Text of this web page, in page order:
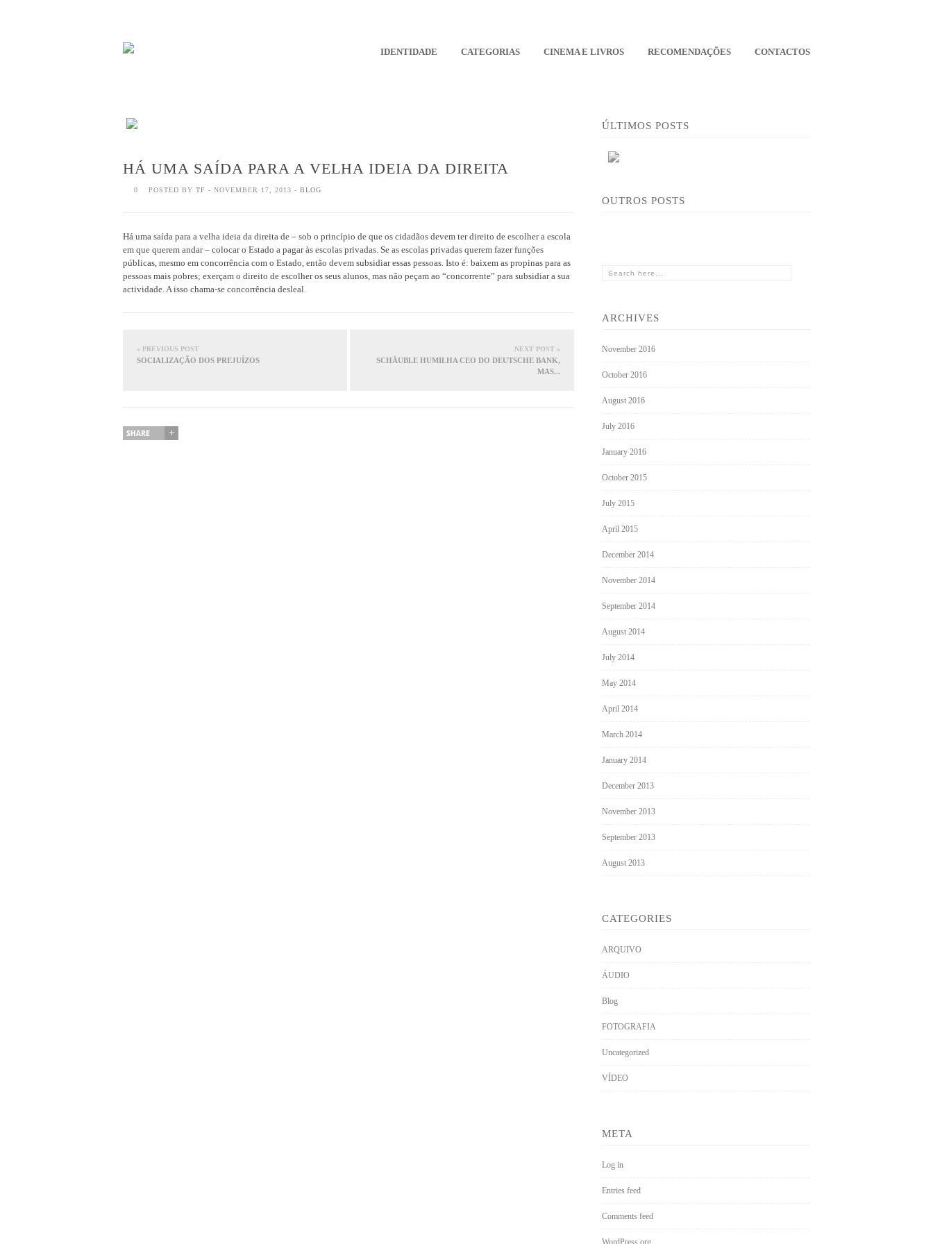
IDENTIDADE CATEGORIAS CINEMA E LIVROS RECOMENDAÇÕES CONTACTOS
HÁ UMA SAÍDA PARA A VELHA IDEIA DA DIREITA
0 POSTED BY TF - NOVEMBER 17, 2013 - BLOG
Há uma saída para a velha ideia da direita de – sob o princípio de que os cidadãos devem ter direito de escolher a escola
em que querem andar – colocar o Estado a pagar às escolas privadas. Se as escolas privadas querem fazer funções
públicas, mesmo em concorrência com o Estado, então devem subsidiar essas pessoas. Isto é: baixem as propinas para as
pessoas mais pobres; exerçam o direito de escolher os seus alunos, mas não peçam ao “concorrente” para subsidiar a sua
actividade. A isso chama-se concorrência desleal.
« PREVIOUS POST
SOCIALIZAÇÃO DOS PREJUÍZOS
NEXT POST »
SCHÄUBLE HUMILHA CEO DO DEUTSCHE BANK,
MAS...
ÚLTIMOS POSTS
OUTROS POSTS
ARCHIVES
November 2016
October 2016
August 2016
July 2016
January 2016
October 2015
July 2015
April 2015
December 2014
November 2014
September 2014
August 2014
July 2014
May 2014
April 2014
March 2014
January 2014
December 2013
November 2013
September 2013
August 2013
CATEGORIES
ARQUIVO
ÁUDIO
Blog
FOTOGRAFIA
Uncategorized
VÍDEO
META
Log in
Entries feed
Comments feed
WordPress.org